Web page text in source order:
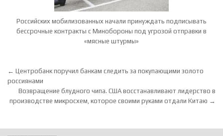
Российских мобилизованных начали принуждать подписывать
бессрочные контракты с Минобороны под угрозой отправки в
«мясные штурмы»
Навигация по записям
← Центробанк поручил банкам следить за покупающими золото
россиянами
Возвращение блудного чипа. США восстанавливают лидерство в
производстве микросхем, которое своими руками отдали Китаю →